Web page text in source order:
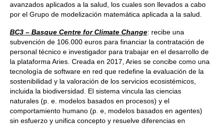
avanzados aplicados a la salud, los cuales son llevados a cabo
por el Grupo de modelización matemática aplicada a la salud.
BC3 – Basque Centre for Climate Change: recibe una
subvención de 106.000 euros para financiar la contratación de
personal técnico e investigador para trabajar en el desarrollo de
la plataforma Aries. Creada en 2017, Aries se concibe como una
tecnología de software en red que redefine la evaluación de la
sostenibilidad y la valoración de los servicios ecosistémicos,
incluida la biodiversidad. El sistema vincula las ciencias
naturales (p. e. modelos basados en procesos) y el
comportamiento humano (p. e, modelos basados en agentes)
sin esfuerzo y unifica concepto y resuelve diferencias en